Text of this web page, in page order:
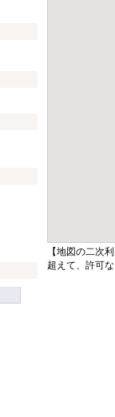
【地図の二次
超えて、許可